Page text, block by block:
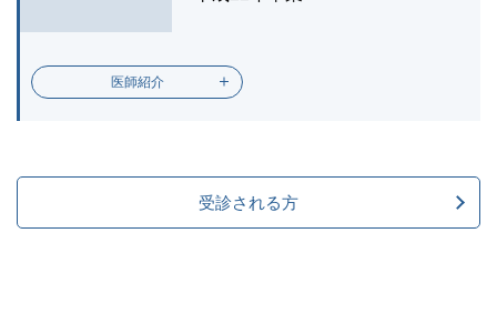
医師紹介
受診される方